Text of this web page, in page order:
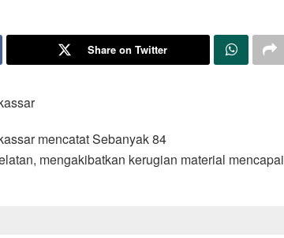
Share on Twitter
mencatat Sebanyak 84
mengakibatkan kerugian material mencapai